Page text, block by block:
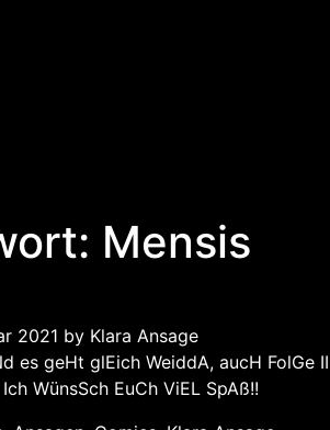
Mensis
2021 by Klara Ansage
es geHt glEich WeiddA, aucH FolGe II
WünsSch EuCh ViEL SpAß!!